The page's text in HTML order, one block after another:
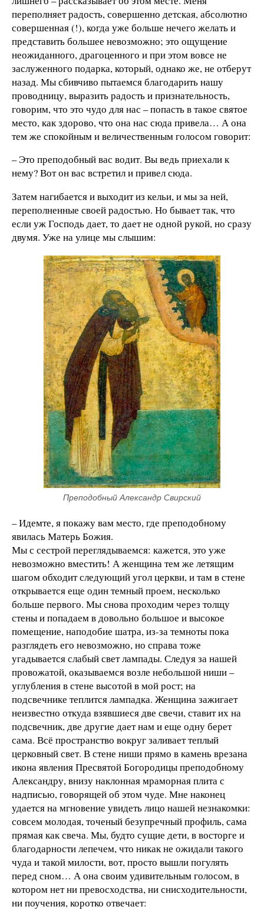
переполняет радость, совершенно детская, абсолютно
совершенная (!), когда уже больше нечего желать и
представить большее невозможно; это ощущение
неожиданного, драгоценного и при этом вовсе не
заслуженного подарка, который, однако же, не отберут
назад. Мы сбивчиво пытаемся благодарить нашу
проводницу, выразить радость и признательность,
говорим, что это чудо для нас – попасть в такое святое
место, как здорово, что она нас сюда привела… А она
тем же спокойным и величественным голосом говорит:
– Это преподобный вас водит. Вы ведь приехали к
нему? Вот он вас встретил и привел сюда.
Затем нагибается и выходит из кельи, и мы за ней,
переполненные своей радостью. Но бывает так, что
если уж Господь дает, то дает не одной рукой, но сразу
двумя. Уже на улице мы слышим:
Преподобный Александр Свирский
– Идемте, я покажу вам место, где преподобному
явилась Матерь Божия.
Мы с сестрой переглядываемся: кажется, это уже
невозможно вместить! А женщина тем же летящим
шагом обходит следующий угол церкви, и там в стене
открывается еще один темный проем, несколько
больше первого. Мы снова проходим через толщу
стены и попадаем в довольно большое и высокое
помещение, наподобие шатра, из-за темноты пока
разглядеть его невозможно, но справа тоже
угадывается слабый свет лампады. Следуя за нашей
провожатой, оказываемся возле небольшой ниши –
углубления в стене высотой в мой рост; на
подсвечнике теплится лампадка. Женщина зажигает
неизвестно откуда взявшиеся две свечи, ставит их на
подсвечник, две другие дает нам и еще одну берет
сама. Всё пространство вокруг заливает теплый
церковный свет. В стене ниши прямо в камень врезана
икона явления Пресвятой Богородицы преподобному
Александру, внизу наклонная мраморная плита с
надписью, говорящей об этом чуде. Мне наконец
удается на мгновение увидеть лицо нашей незнакомки:
совсем молодая, точеный безупречный профиль, сама
прямая как свеча. Мы, будто сущие дети, в восторге и
благодарности лепечем, что никак не ожидали такого
чуда и такой милости, вот, просто вышли погулять
перед сном… А она своим удивительным голосом, в
котором нет ни превосходства, ни снисходительности,
ни поучения, коротко отвечает: